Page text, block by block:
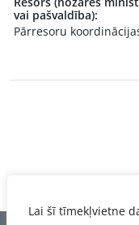
Lai šī tīmekļvietne
vai pašvaldība):
Pārresoru